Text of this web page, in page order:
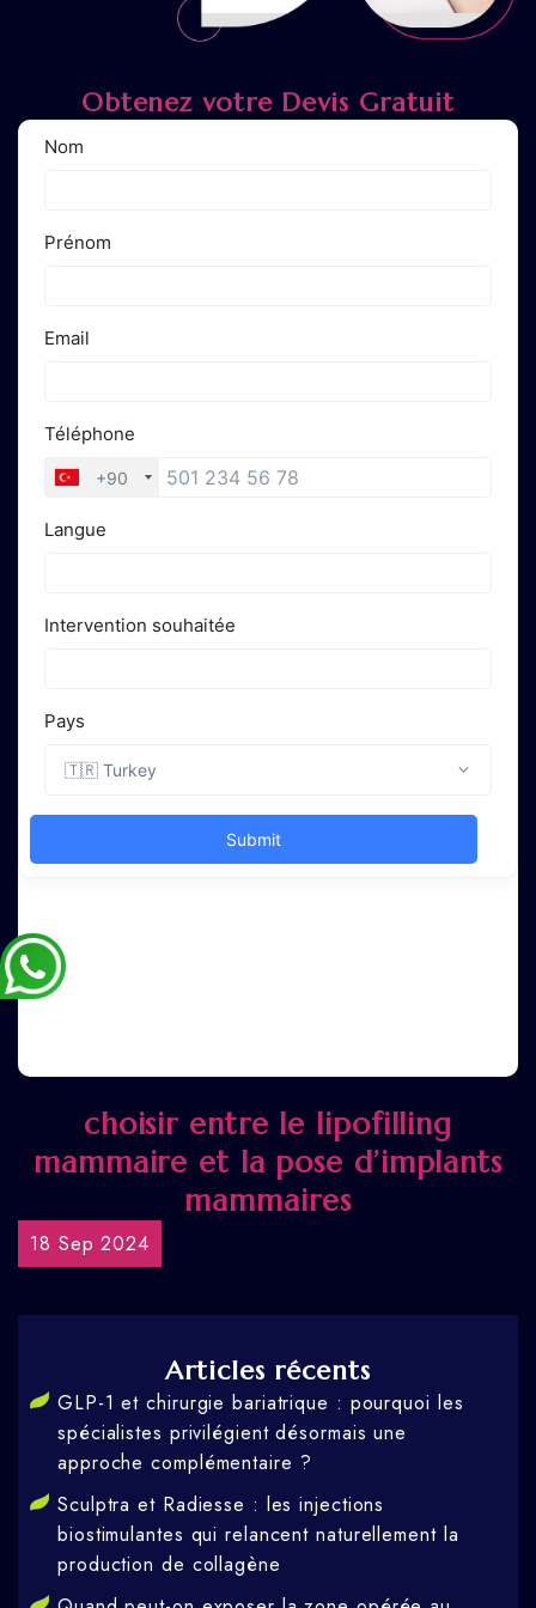
Obtenez votre Devis Gratuit
choisir entre le lipofilling
mammaire et la pose d’implants
mammaires
18 Sep 2024
Articles récents
GLP-1 et chirurgie bariatrique : pourquoi les
spécialistes privilégient désormais une
approche complémentaire ?
Sculptra et Radiesse : les injections
biostimulantes qui relancent naturellement la
production de collagène